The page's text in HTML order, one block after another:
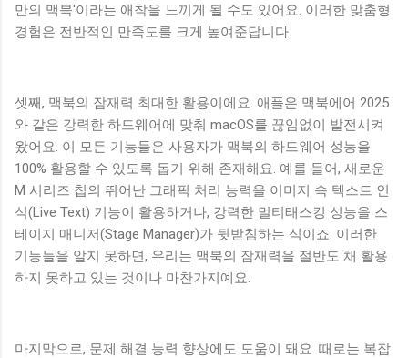
만의 맥북'이라는 애착을 느끼게 될 수도 있어요. 이러한 맞춤형
경험은 전반적인 만족도를 크게 높여준답니다.
셋째, 맥북의 잠재력 최대한 활용이에요. 애플은 맥북에어 2025
와 같은 강력한 하드웨어에 맞춰 macOS를 끊임없이 발전시켜
왔어요. 이 모든 기능들은 사용자가 맥북의 하드웨어 성능을
100% 활용할 수 있도록 돕기 위해 존재해요. 예를 들어, 새로운
M 시리즈 칩의 뛰어난 그래픽 처리 능력을 이미지 속 텍스트 인
식(Live Text) 기능이 활용하거나, 강력한 멀티태스킹 성능을 스
테이지 매니저(Stage Manager)가 뒷받침하는 식이죠. 이러한
기능들을 알지 못하면, 우리는 맥북의 잠재력을 절반도 채 활용
하지 못하고 있는 것이나 마찬가지예요.
마지막으로, 문제 해결 능력 향상에도 도움이 돼요. 때로는 복잡